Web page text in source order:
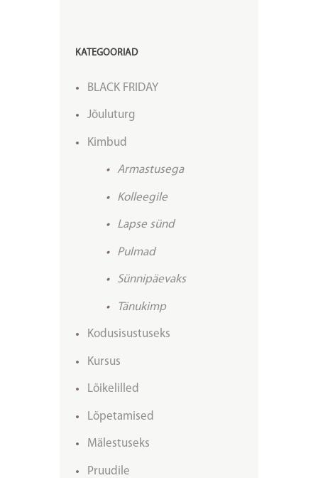
KATEGOORIAD
BLACK FRIDAY
Jõuluturg
Kimbud
Armastusega
Kolleegile
Lapse sünd
Pulmad
Sünnipäevaks
Tänukimp
Kodusisustuseks
Kursus
Lõikelilled
Lõpetamised
Mälestuseks
Pruudile